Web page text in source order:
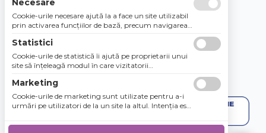
Necesare
Cookie-urile necesare ajută la a face un site utilizabil
prin activarea funcţiilor de bază, precum navigarea
Site-ul nu poate funcţiona corespunzător fără aceste
cookie-uri.
Statistici
Cookie-urile de statistică îi ajută pe proprietarii unui
site să înţeleagă modul în care vizitatorii
raportarea informaţiilor în mod anonim.
Marketing
Cookie-urile de marketing sunt utilizate pentru a-i
urmări pe utilizatori de la un site la altul. Intenţia este
utilizatorii individuali, aşadar ele sunt mai valoroase